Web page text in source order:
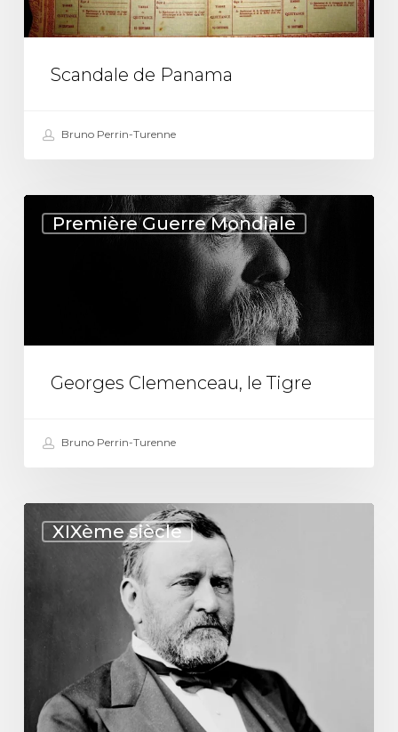
Scandale de Panama
Bruno Perrin-Turenne
Première Guerre Mondiale
Clemenceau,
Georges Clemenceau, le Tigre
Bruno Perrin-Turenne
XIXème siècle
Général